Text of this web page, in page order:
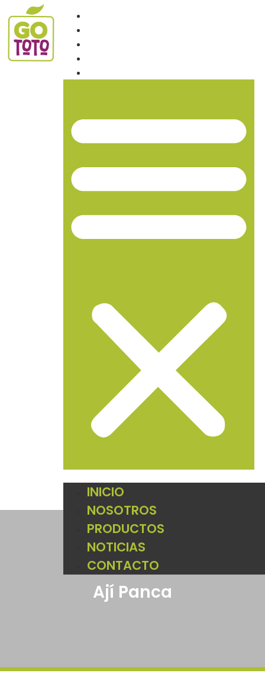
INICIO
NOSOTROS
PRODUCTOS
NOTICIAS
CONTACTO
Ají Panca